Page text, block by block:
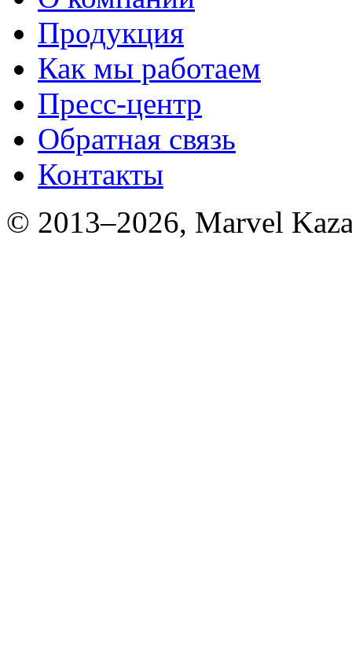
Продукция
Как мы работаем
Пресс-центр
Обратная связь
Контакты
© 2013–2026, Marvel